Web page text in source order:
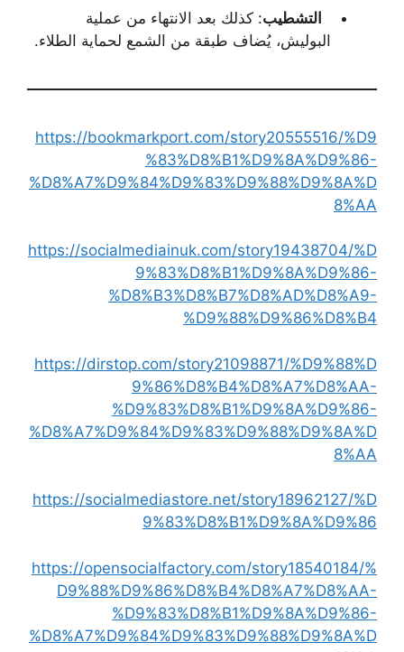
التشطيب: كذلك بعد الانتهاء من عملية
البوليش، يُضاف طبقة من الشمع لحماية الطلاء.
https://bookmarkport.com/story20555516/%D9
%83%D8%B1%D9%8A%D9%86-
%D8%A7%D9%84%D9%83%D9%88%D9%8A%D
8%AA
https://socialmediainuk.com/story19438704/%D
9%83%D8%B1%D9%8A%D9%86-
%D8%B3%D8%B7%D8%AD%D8%A9-
%D9%88%D9%86%D8%B4
https://dirstop.com/story21098871/%D9%88%D
9%86%D8%B4%D8%A7%D8%AA-
%D9%83%D8%B1%D9%8A%D9%86-
%D8%A7%D9%84%D9%83%D9%88%D9%8A%D
8%AA
https://socialmediastore.net/story18962127/%D
9%83%D8%B1%D9%8A%D9%86
https://opensocialfactory.com/story18540184/%
D9%88%D9%86%D8%B4%D8%A7%D8%AA-
%D9%83%D8%B1%D9%8A%D9%86-
%D8%A7%D9%84%D9%83%D9%88%D9%8A%D